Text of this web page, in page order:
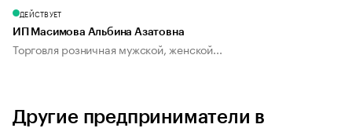
ДЕЙСТВУЕТ
ИП Масимова Альбина Азатовна
Торговля розничная мужской, женской...
Другие предприниматели в